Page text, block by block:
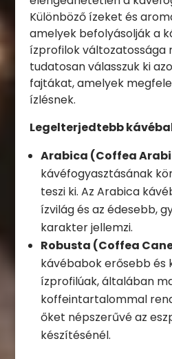
Különböző ízeket és
amelyek befolyásolják a
ízprofilok változatossága
tudatosan válasszuk ki
fajtákat, amelyek
ízlésnek.
Legelterjedtebb
Arabica (Coffea
kávéfogyasztásának
teszi ki. Az Arabica
ízvilág és az édesebb,
karakter jellemzi.
Robusta (Coffea
kávébabok erősebb és
ízprofilúak, általában
koffeintartalommal
őket népszerűvé az
készítésénél.